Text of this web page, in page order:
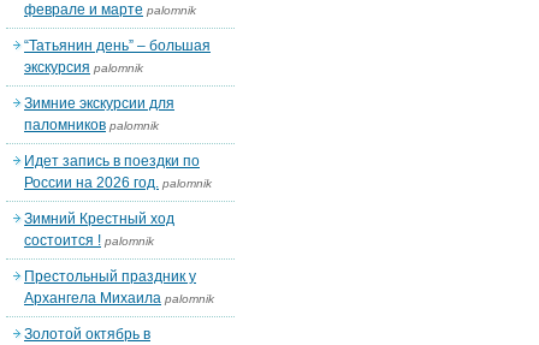
феврале и марте palomnik
“Татьянин день” – большая
экскурсия palomnik
Зимние экскурсии для
паломников palomnik
Идет запись в поездки по
России на 2026 год. palomnik
Зимний Крестный ход
состоится ! palomnik
Престольный праздник у
Архангела Михаила palomnik
Золотой октябрь в